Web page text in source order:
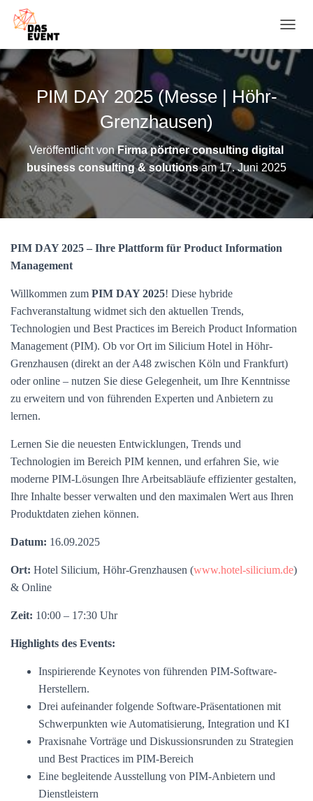
A
V
I
A
O
S
H
PIM DAY 2025 (Messe | Höhr-
Grenzhausen)
Veröffentlicht vonFirma pörtner consulting digital
business consulting & solutionsam17. Juni 2025
PIM DAY 2025 – Ihre Plattform für Product Information
Management
Willkommen zum PIM DAY 2025! Diese hybride
Fachveranstaltung widmet sich den aktuellen Trends,
Technologien und Best Practices im Bereich Product Information
Management (PIM). Ob vor Ort im Silicium Hotel in Höhr-
Grenzhausen (direkt an der A48 zwischen Köln und Frankfurt)
oder online – nutzen Sie diese Gelegenheit, um Ihre Kenntnisse
zu erweitern und von führenden Experten und Anbietern zu
lernen.
Lernen Sie die neuesten Entwicklungen, Trends und
Technologien im Bereich PIM kennen, und erfahren Sie, wie
moderne PIM-Lösungen Ihre Arbeitsabläufe effizienter gestalten,
Ihre Inhalte besser verwalten und den maximalen Wert aus Ihren
Produktdaten ziehen können.
Datum: 16.09.2025
Ort: Hotel Silicium, Höhr-Grenzhausen (www.hotel-silicium.de)
& Online
Zeit: 10:00 – 17:30 Uhr
Highlights des Events:
Inspirierende Keynotes von führenden PIM-Software-
Herstellern.
Drei aufeinander folgende Software-Präsentationen mit
Schwerpunkten wie Automatisierung, Integration und KI
Praxisnahe Vorträge und Diskussionsrunden zu Strategien
und Best Practices im PIM-Bereich
Eine begleitende Ausstellung von PIM-Anbietern und
Dienstleistern